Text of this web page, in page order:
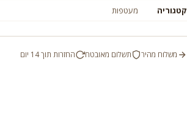
קטגוריה
מעטפות
משלוח מהיר תשלום מאובטח החזרות תוך 14 יום